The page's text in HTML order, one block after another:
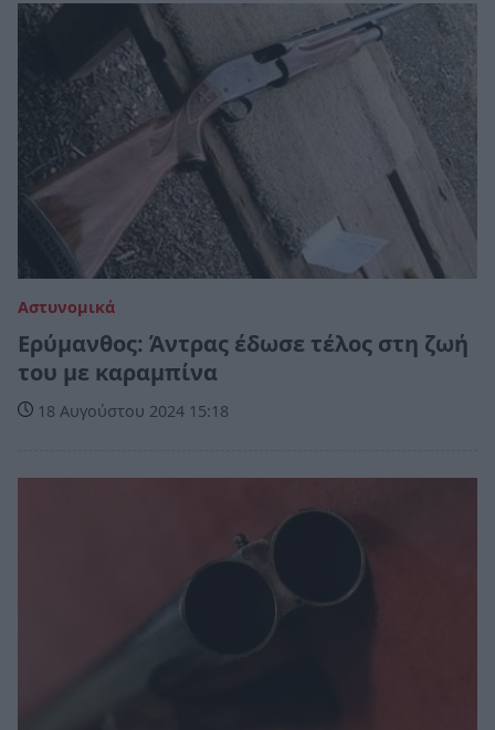
Αστυνομικά
Ερύμανθος: Άντρας έδωσε τέλος στη ζωή
του με καραμπίνα
18 Αυγούστου 2024 15:18